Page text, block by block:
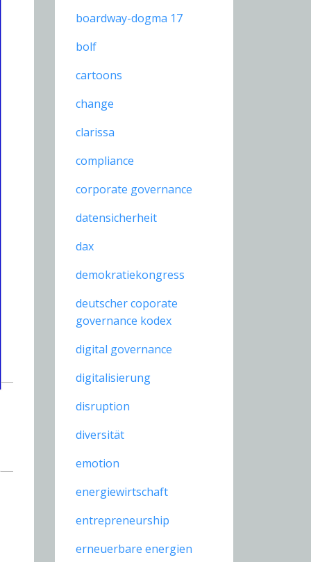
boardway-dogma 17
bolf
cartoons
change
clarissa
compliance
corporate governance
datensicherheit
dax
demokratiekongress
deutscher coporate
governance kodex
digital governance
digitalisierung
disruption
diversität
emotion
energiewirtschaft
entrepreneurship
erneuerbare energien